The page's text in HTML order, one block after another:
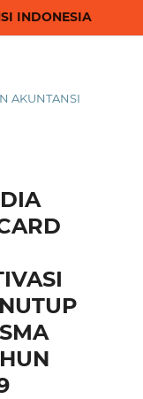
INDONESIA
AKUNTANSI